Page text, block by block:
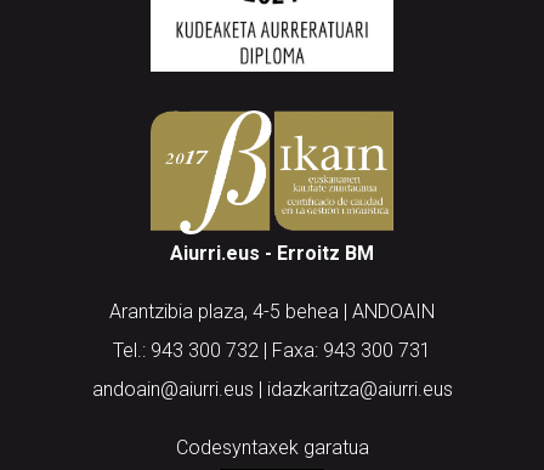
Aiurri.eus - Erroitz BM
Arantzibia plaza, 4-5 behea | ANDOAIN
Tel.: 943 300 732 | Faxa: 943 300 731
andoain@aiurri.eus | idazkaritza@aiurri.eus
Codesyntaxek garatua